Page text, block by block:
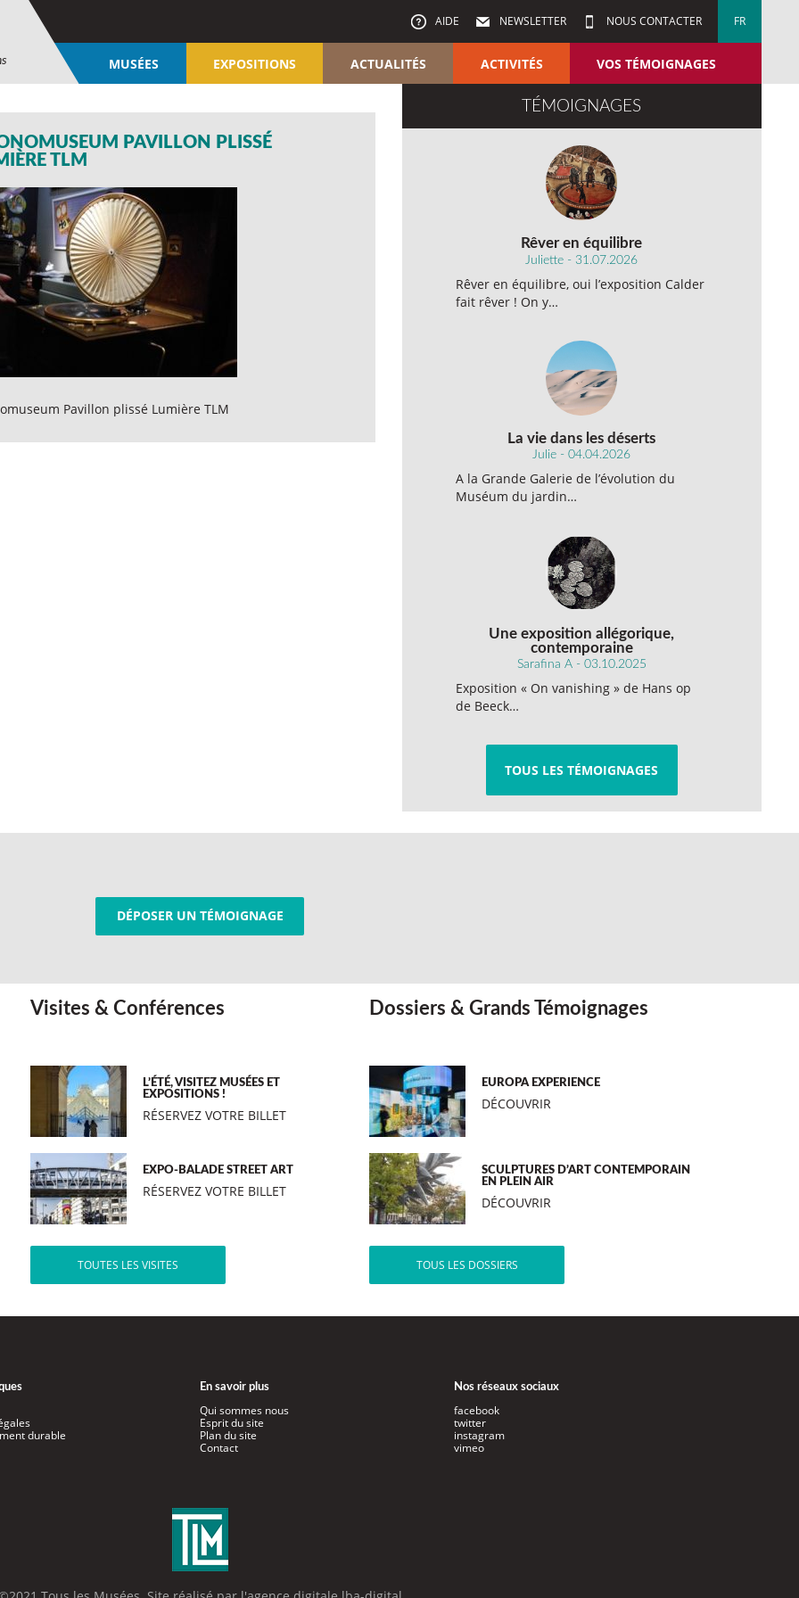
AIDE NEWSLETTER NOUS CONTACTER FR
MUSÉES EXPOSITIONS ACTUALITÉS ACTIVITÉS VOS TÉMOIGNAGES
PAVILLON PLISSÉ
TLM
Pavillon plissé Lumière TLM
TÉMOIGNAGES
Rêver en équilibre
Juliette - 31.07.2026
Rêver en équilibre, oui l’exposition Calder
fait rêver ! On y…
La vie dans les déserts
Julie - 04.04.2026
A la Grande Galerie de l’évolution du
Muséum du jardin…
Une exposition allégorique,
contemporaine
Sarafina A - 03.10.2025
Exposition « On vanishing » de Hans op
de Beeck…
TOUS LES TÉMOIGNAGES
DÉPOSER UN TÉMOIGNAGE
Visites & Conférences
L’ÉTÉ, VISITEZ MUSÉES ET
EXPOSITIONS !
RÉSERVEZ VOTRE BILLET
EXPO-BALADE STREET ART
RÉSERVEZ VOTRE BILLET
TOUTES LES VISITES
Dossiers & Grands Témoignages
EUROPA EXPERIENCE
DÉCOUVRIR
SCULPTURES D’ART CONTEMPORAIN
EN PLEIN AIR
DÉCOUVRIR
TOUS LES DOSSIERS
durable
En savoir plus
Qui sommes nous
Esprit du site
Plan du site
Contact
Nos réseaux sociaux
facebook
twitter
instagram
vimeo